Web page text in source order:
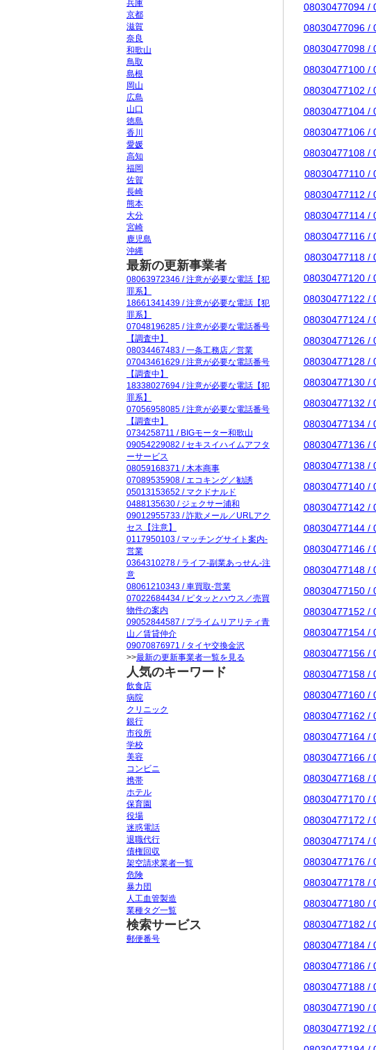
08030477094 /
08030477096 /
08030477098 /
08030477100 /
08030477102 /
08030477104 /
08030477106 /
08030477108 /
08030477110 /
08030477112 /
08030477114 /
08030477116 /
08030477118 /
08030477120 /
08030477122 /
08030477124 /
08030477126 /
08030477128 /
08030477130 /
08030477132 /
08030477134 /
08030477136 /
08030477138 /
08030477140 /
08030477142 /
08030477144 /
08030477146 /
08030477148 /
08030477150 /
08030477152 /
08030477154 /
08030477156 /
08030477158 /
08030477160 /
08030477162 /
08030477164 /
08030477166 /
08030477168 /
08030477170 /
08030477172 /
08030477174 /
08030477176 /
08030477178 /
08030477180 /
08030477182 /
08030477184 /
08030477186 /
08030477188 /
08030477190 /
08030477192 /
兵庫
京都
滋賀
奈良
和歌山
鳥取
島根
岡山
広島
山口
徳島
香川
愛媛
高知
福岡
佐賀
長崎
熊本
大分
宮崎
鹿児島
沖縄
最新の更新事業者
08063972346 / 注意が必要な電話【犯
罪系】
18661341439 / 注意が必要な電話【犯
罪系】
07048196285 / 注意が必要な電話番号
【調査中】
08034467483 / 一条工務店／営業
07043461629 / 注意が必要な電話番号
【調査中】
18338027694 / 注意が必要な電話【犯
罪系】
07056958085 / 注意が必要な電話番号
【調査中】
0734258711 / BIGモーター和歌山
09054229082 / セキスイハイムアフタ
ーサービス
08059168371 / 木本商事
07089535908 / エコキング／勧誘
05013153652 / マクドナルド
0488135630 / ジェクサー浦和
09012955733 / 詐欺メール／URLアク
セス【注意】
0117950103 / マッチングサイト案内-
営業
0364310278 / ライフ-副業あっせん-注
意
08061210343 / 車買取-営業
07022684434 / ピタッとハウス／売買
物件の案内
09052844587 / プライムリアリティ青
山／賃貸仲介
09070876971 / タイヤ交換金沢
>>最新の更新事業者一覧を見る
人気のキーワード
飲食店
病院
クリニック
銀行
市役所
学校
美容
コンビニ
携帯
ホテル
保育園
役場
迷惑電話
退職代行
債権回収
架空請求業者一覧
危険
暴力団
人工血管製造
業種タグ一覧
検索サービス
郵便番号